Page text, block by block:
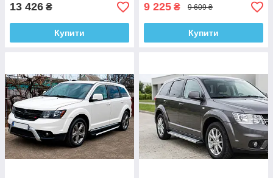
13 426 ₴
Купити
9 225 ₴ 9 609 ₴
Купити